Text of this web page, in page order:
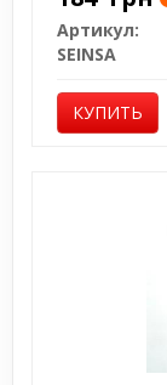
Артикул:
SEINSA
КУПИТЬ